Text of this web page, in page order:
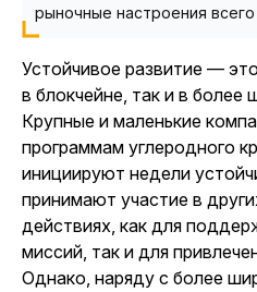
рыночные настроения всего
Устойчивое развитие —
в блокчейне, так и в
Крупные и маленькие
программам углеродного
инициируют недели
принимают участие в
действиях, как для
миссий, так и для
Однако, наряду с более